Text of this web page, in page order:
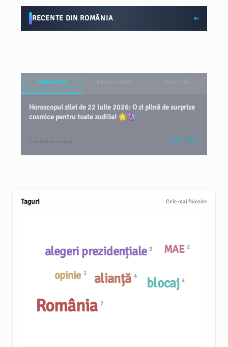
RECENTE DIN ROMÂNIA
HOROSCOP
Horoscopul zilei de 22 iulie 2026: O zi plină de surprize
cosmice pentru toate zodiile! 🌟🔮
2 săptămâni în urmă VEZI TOT
Taguri Cele mai folosite
alegeri prezidențiale 3
opinie 2
România7
MAE 2
alianță 4 blocaj4